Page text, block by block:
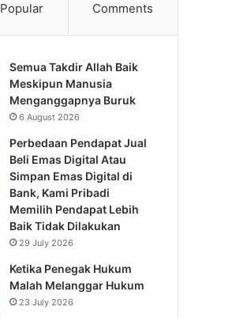
Popular Comments
Semua Takdir Allah Baik
Meskipun Manusia
Menganggapnya Buruk
6 August 2026
Perbedaan Pendapat Jual
Beli Emas Digital Atau
Simpan Emas Digital di
Bank, Kami Pribadi
Memilih Pendapat Lebih
Baik Tidak Dilakukan
29 July 2026
Ketika Penegak Hukum
Malah Melanggar Hukum
23 July 2026